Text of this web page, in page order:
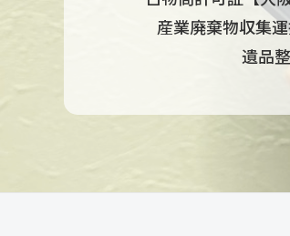
産業廃棄物収集
遺品